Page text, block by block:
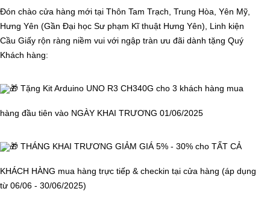
Đón chào cửa hàng mới tại Thôn Tam Trạch, Trung Hòa, Yên Mỹ,
Hưng Yên (Gần Đại học Sư phạm Kĩ thuật Hưng Yên), Linh kiện
Cầu Giấy rộn ràng niềm vui với ngập tràn ưu đãi dành tặng Quý
Khách hàng:
Tặng Kit Arduino UNO R3 CH340G cho 3 khách hàng mua
hàng đầu tiên vào NGÀY KHAI TRƯƠNG 01/06/2025
THÁNG KHAI TRƯƠNG GIẢM GIÁ 5% - 30% cho TẤT CẢ
KHÁCH HÀNG mua hàng trực tiếp & checkin tại cửa hàng (áp dụng
từ 06/06 - 30/06/2025)